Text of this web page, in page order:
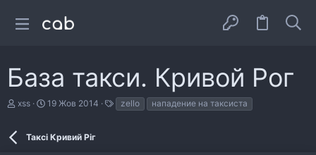
База такси. Кривой Рог
А
xss
Д
а
19 Жов 2014
е
zello нападение на таксиста
Таксі Кривий Ріг